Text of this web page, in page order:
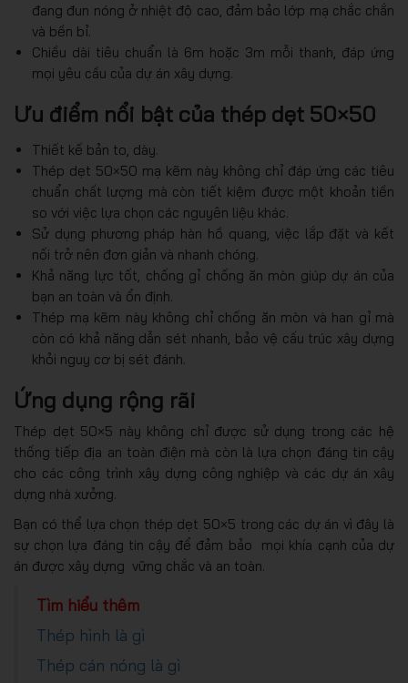
đang đun nóng ở nhiệt độ cao, đảm bảo lớp mạ chắc chắn
và bền bỉ.
Chiều dài tiêu chuẩn là 6m hoặc 3m mỗi thanh, đáp ứng
mọi yêu cầu của dự án xây dựng.
Ưu điểm nổi bật của thép dẹt 50×50
Thiết kế bản to, dày.
Thép dẹt 50×50 mạ kẽm này không chỉ đáp ứng các tiêu
chuẩn chất lượng mà còn tiết kiệm được một khoản tiền
so với việc lựa chọn các nguyên liệu khác.
Sử dụng phương pháp hàn hồ quang, việc lắp đặt và kết
nối trở nên đơn giản và nhanh chóng.
Khả năng lực tốt, chống gỉ chống ăn mòn giúp dự án của
bạn an toàn và ổn định.
Thép mạ kẽm này không chỉ chống ăn mòn và han gỉ mà
còn có khả năng dẫn sét nhanh, bảo vệ cấu trúc xây dựng
khỏi nguy cơ bị sét đánh.
Ứng dụng rộng rãi
Thép dẹt 50×5 này không chỉ được sử dụng trong các hệ
thống tiếp địa an toàn điện mà còn là lựa chọn đáng tin cậy
cho các công trình xây dựng công nghiệp và các dự án xây
dựng nhà xưởng.
Bạn có thể lựa chọn thép dẹt 50×5 trong các dự án vì đây là
sự chọn lựa đáng tin cậy để đảm bảo mọi khía cạnh của dự
án được xây dựng vững chắc và an toàn.
Tìm hiểu thêm
Thép hình là gì
Thép cán nóng là gì